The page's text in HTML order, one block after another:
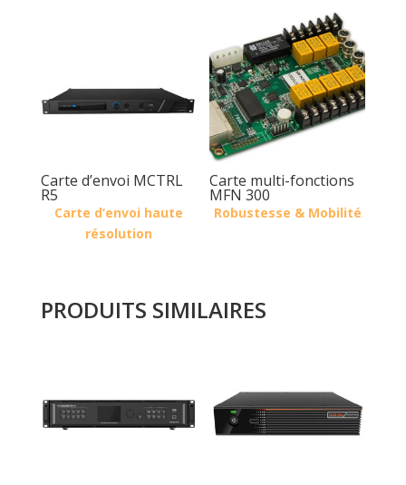
Carte d’envoi MCTRL
R5
Carte d’envoi haute
résolution
Carte multi-fonctions
MFN 300
Robustesse & Mobilité
PRODUITS SIMILAIRES